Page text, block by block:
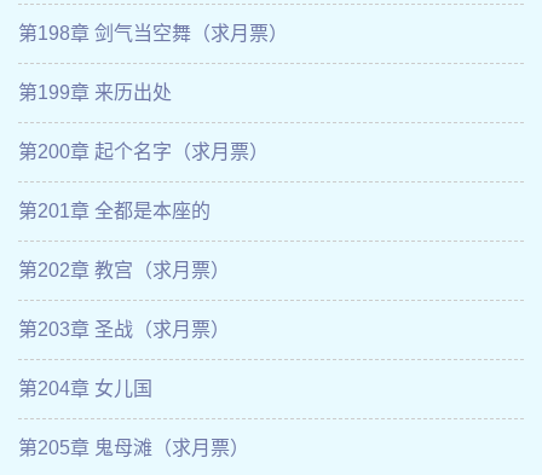
第198章 剑气当空舞（求月票）
第199章 来历出处
第200章 起个名字（求月票）
第201章 全都是本座的
第202章 教宫（求月票）
第203章 圣战（求月票）
第204章 女儿国
第205章 鬼母滩（求月票）